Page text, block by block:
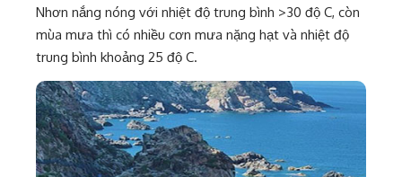
Nhơn nắng nóng với nhiệt độ trung bình >30 độ C, còn
mùa mưa thì có nhiều cơn mưa nặng hạt và nhiệt độ
trung bình khoảng 25 độ C.